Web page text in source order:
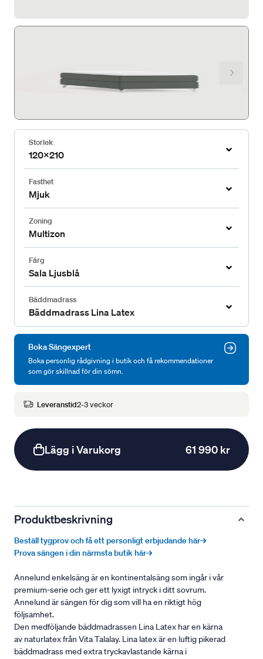
Storlek
120x210
Fasthet
Mjuk
Zoning
Multizon
Färg
Sala Ljusblå
Bäddmadrass
Bäddmadrass Lina Latex
Boka Sängexpert
Boka personlig rådgivning i butik och få rekommendationer
som gör skillnad för din sömn.
Leveranstid2-3 veckor
Lägg i Varukorg 61 990 kr
Produktbeskrivning
Beställ tygprov och få ett personligt erbjudande här→
Prova sängen i din närmsta butik här→
Annelund enkelsäng är en kontinentalsäng som ingår i vår
premium-serie och ger ett lyxigt intryck i ditt sovrum.
Annelund är sängen för dig som vill ha en riktigt hög
följsamhet.
Den medföljande bäddmadrassen Lina Latex har en kärna
av naturlatex från Vita Talalay. Lina latex är en luftig pikerad
bäddmadrass med extra tryckavlastande kärna i